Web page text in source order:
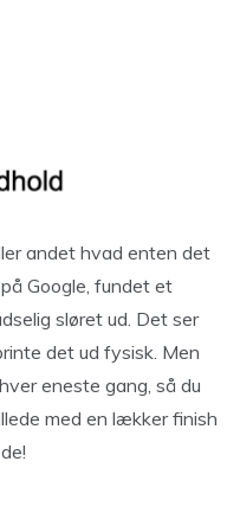
andet hvad enten det
Google, fundet et
sløret ud. Det ser
det ud fysisk. Men
eneste gang, så du
med en lækker finish